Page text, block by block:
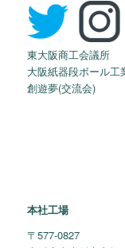
東大阪商工会議所
大阪紙器段ボール工
創遊夢(交流会)
本社工場
〒577-0827